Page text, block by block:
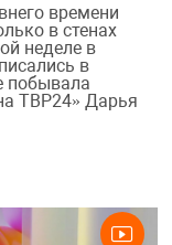
времени
в стенах
неделе в
в
побывала
ТВР24» Дарья